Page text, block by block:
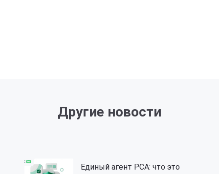
Другие новости
Единый агент РСА: что это